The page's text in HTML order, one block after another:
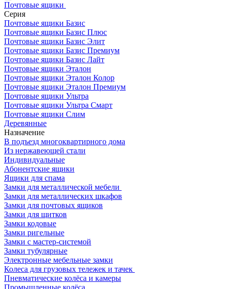
Почтовые ящики
Серия
Почтовые ящики Базис
Почтовые ящики Базис Плюс
Почтовые ящики Базис Элит
Почтовые ящики Базис Премиум
Почтовые ящики Базис Лайт
Почтовые ящики Эталон
Почтовые ящики Эталон Колор
Почтовые ящики Эталон Премиум
Почтовые ящики Ультра
Почтовые ящики Ультра Смарт
Почтовые ящики Слим
Деревянные
Назначение
В подъезд многоквартирного дома
Из нержавеющей стали
Индивидуальные
Абонентские ящики
Ящики для спама
Замки для металлической мебели
Замки для металлических шкафов
Замки для почтовых ящиков
Замки для щитков
Замки кодовые
Замки ригельные
Замки с мастер-системой
Замки тубулярные
Электронные мебельные замки
Колеса для грузовых тележек и тачек
Пневматические колёса и камеры
Промышленные колёса